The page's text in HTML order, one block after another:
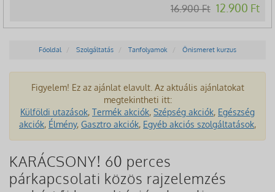
16.900 Ft 12.900 Ft
Főoldal Szolgáltatás Tanfolyamok Önismeret kurzus
Figyelem! Ez az ajánlat elavult. Az aktuális ajánlatokat
megtekintheti itt:
Külföldi utazások, Termék akciók, Szépség akciók, Egészség
akciók, Élmény, Gasztro akciók, Egyéb akciós szolgáltatások,
KARÁCSONY! 60 perces
párkapcsolati közös rajzelemzés